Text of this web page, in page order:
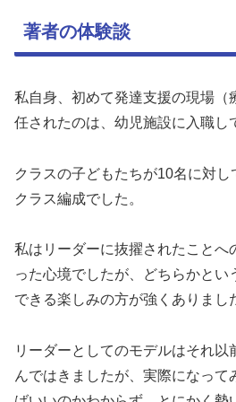
著者の体験談
私自身、初めて発達支援の現場（
任されたのは、幼児施設に入職し
クラスの子どもたちが10名に対し
クラス編成でした。
私はリーダーに抜擢されたことへ
った心境でしたが、どちらかとい
できる楽しみの方が強くありまし
リーダーとしてのモデルはそれ以
んではきましたが、実際になって